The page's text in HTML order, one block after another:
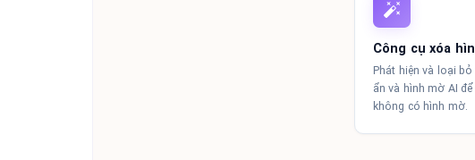
Công cụ xóa
Phát hiện và loại
ẩn và hình mờ AI
không có hình mờ.